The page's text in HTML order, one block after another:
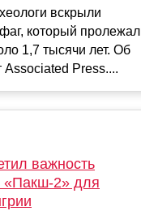
вскрыли
который пролежал
1,7 тысячи лет. Об
Associated Press....
важность
«Пакш-2» для